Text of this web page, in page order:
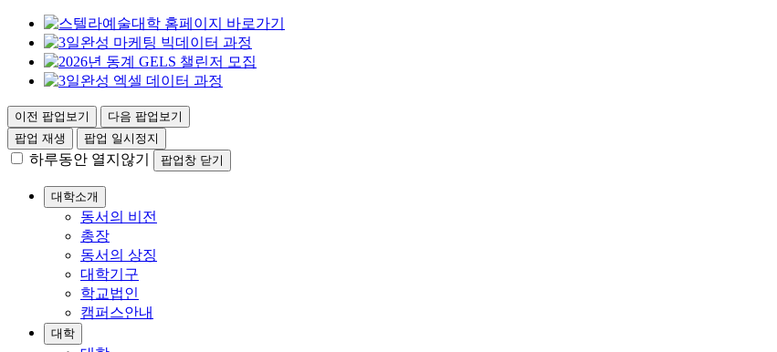
이전 팝업보기
다음 팝업보기
팝업 재생
팝업 일시정지
하루동안 열지않기 팝업창 닫기
대학소개
동서의 비전
총장
동서의 상징
대학기구
학교법인
캠퍼스안내
대학